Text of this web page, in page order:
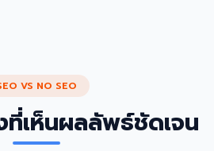
VS NO SEO
ที่เห็นผลลัพธ์ชัดเจน